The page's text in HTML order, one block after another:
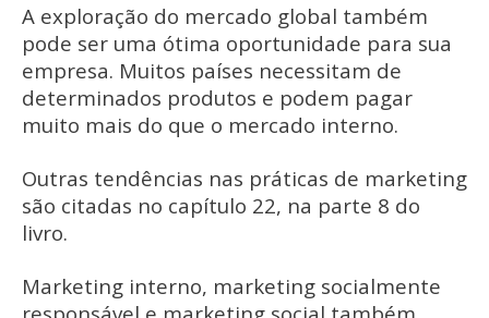
A exploração do mercado global também
pode ser uma ótima oportunidade para sua
empresa. Muitos países necessitam de
determinados produtos e podem pagar
muito mais do que o mercado interno.
Outras tendências nas práticas de marketing
são citadas no capítulo 22, na parte 8 do
livro.
Marketing interno, marketing socialmente